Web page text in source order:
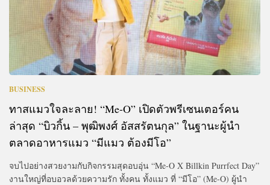
BUSINESS
ทาสแมวใจละลาย! “Me-O” เปิดตัวพรีเซนเตอร์คน
ล่าสุด “บิวกิ้น – พุฒิพงศ์ อัสสรัตนกุล” ในฐานะผู้นำ
ตลาดอาหารแมว “มีแมว ต้องมีโอ”
จบไปอย่างสวยงามกับกิจกรรมสุดอบอุ่น “Me-O X Billkin Purrfect Day”
งานใหญ่ที่อบอวลด้วยความรัก ทั้งคน ทั้งแมว ที่ “มีโอ” (Me-O) ผู้นำ